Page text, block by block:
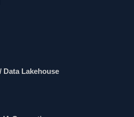
Data Lakehouse